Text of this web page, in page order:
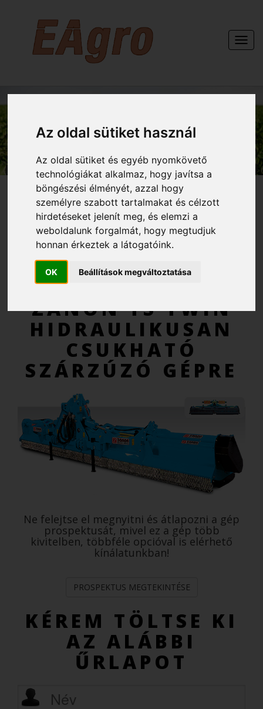
Az oldal sütiket használ
Az oldal sütiket és egyéb nyomkövető
technológiákat alkalmaz, hogy javítsa a
böngészési élményét, azzal hogy
személyre szabott tartalmakat és célzott
hirdetéseket jelenít meg, és elemzi a
weboldalunk forgalmát, hogy megtudjuk
honnan érkeztek a látogatóink.
OK Beállítások megváltoztatása
KAPCSOLAT
AJÁNLATKÉRÉS
ZANON TS TWIN
HIDRAULIKUSAN
CSUKHATÓ
SZÁRZÚZÓ GÉPRE
Ne felejtse el megnyitni és átlapozni a gép
prospektusát, mivel ez a gép több
kivitelben, többféle opcióval is elérhető
kínálatunkban!
PROSPEKTUS MEGTEKINTÉSE
KÉREM TÖLTSE KI
AZ ALÁBBI
ŰRLAPOT